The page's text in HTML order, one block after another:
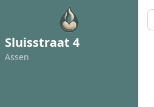
Sluisstraat 4
Assen